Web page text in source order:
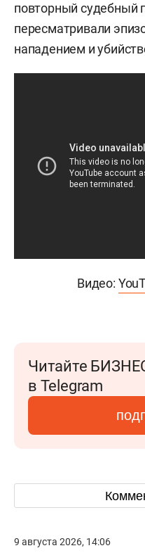
повторный судебный
пересматривали
нападением и
Видео:
Читайте
в Telegram
9 августа 2026, 14:06